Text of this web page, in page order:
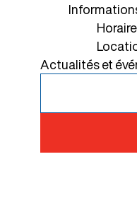
Actualités et